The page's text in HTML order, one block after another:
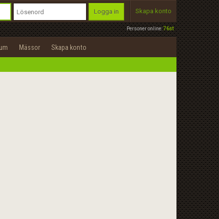
Personer online:76st
Logga in Skapa konto
Mässor Skapa konto